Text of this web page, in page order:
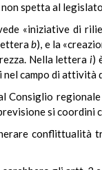
non spetta al
«iniziative di
b), e la
Nella letterai)
campo di attività
Consiglio
si coordini
conflittualità